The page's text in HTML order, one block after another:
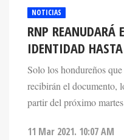
NOTICIAS
RNP REANUDARÁ
IDENTIDAD
Solo los hondureños
recibirán el documento,
partir del próximo
11 Mar 2021. 10:07 AM